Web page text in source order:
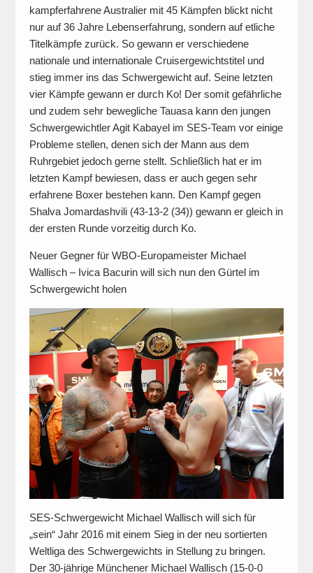
kampferfahrene Australier mit 45 Kämpfen blickt nicht
nur auf 36 Jahre Lebenserfahrung, sondern auf etliche
Titelkämpfe zurück. So gewann er verschiedene
nationale und internationale Cruisergewichtstitel und
stieg immer ins das Schwergewicht auf. Seine letzten
vier Kämpfe gewann er durch Ko! Der somit gefährliche
und zudem sehr bewegliche Tauasa kann den jungen
Schwergewichtler Agit Kabayel im SES-Team vor einige
Probleme stellen, denen sich der Mann aus dem
Ruhrgebiet jedoch gerne stellt. Schließlich hat er im
letzten Kampf bewiesen, dass er auch gegen sehr
erfahrene Boxer bestehen kann. Den Kampf gegen
Shalva Jomardashvili (43-13-2 (34)) gewann er gleich in
der ersten Runde vorzeitig durch Ko.
Neuer Gegner für WBO-Europameister Michael
Wallisch – Ivica Bacurin will sich nun den Gürtel im
Schwergewicht holen
SES-Schwergewicht Michael Wallisch will sich für
„sein“ Jahr 2016 mit einem Sieg in der neu sortierten
Weltliga des Schwergewichts in Stellung zu bringen.
Der 30-jährige Münchener Michael Wallisch (15-0-0